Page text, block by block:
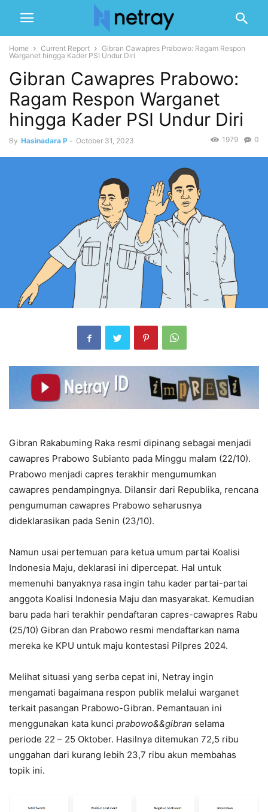
Home Current Report
Gibran Cawapres Prabowo: Ragam Respon
Warganet hingga Kader PSI Undur Diri
Gibran Cawapres Prabowo:
Ragam Respon Warganet
hingga Kader PSI Undur Diri
By Hasinadara P - October 31, 2023 0
1979
Gibran Rakabuming Raka resmi dipinang sebagai menjadi
cawapres Prabowo Subianto pada Minggu malam (22/10).
Prabowo menjadi capres terakhir mengumumkan
cawapres pendampingnya. Dilansir dari Republika, rencana
pengumuman cawapres Prabowo seharusnya
dideklarasikan pada Senin (23/10).
Namun usai pertemuan para ketua umum partai Koalisi
Indonesia Maju, deklarasi ini dipercepat. Hal untuk
memenuhi banyaknya rasa ingin tahu kader partai-partai
anggota Koalisi Indonesia Maju dan masyarakat. Kemudian
baru pada hari terakhir pendaftaran capres-cawapres Rabu
(25/10) Gibran dan Prabowo resmi mendaftarkan nama
mereka ke KPU untuk maju kontestasi Pilpres 2024.
Melihat situasi yang serba cepat ini, Netray ingin
mengamati bagaimana respon publik melalui warganet
terkait pasangan Prabowo-Gibran. Pemantauan ini
menggunakan kata kunci prabowo&&gibran selama
periode 22 – 25 Oktober. Hasilnya ditemukan 72,5 ribu
unggahan dari kurang lebih 23,7 ribu akun membahas
topik ini.